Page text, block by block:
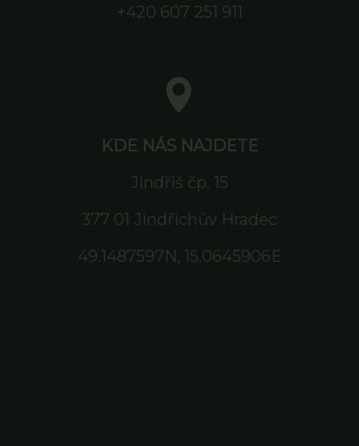
+420 607 251 911
KDE NÁS NAJDETE
Jindřiš čp. 15
377 01 Jindřichův Hradec
49.1487597N, 15.0645906E